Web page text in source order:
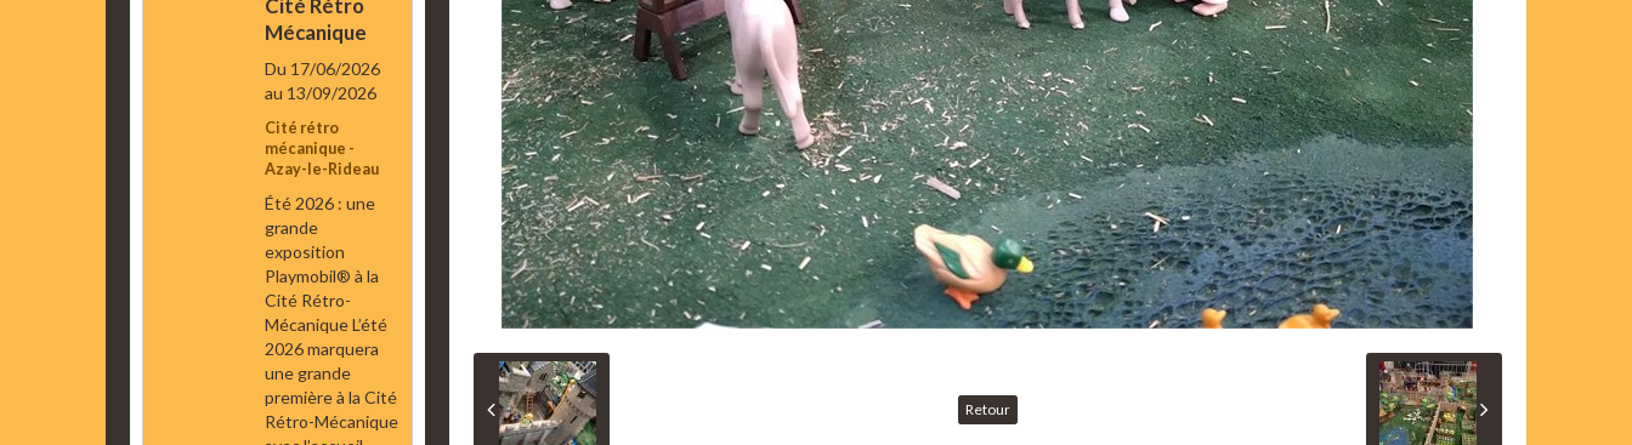
Retour
Cité Rétro
Mécanique
Du 17/06/2026
au 13/09/2026
Cité rétro
mécanique -
Azay-le-Rideau
Été 2026 : une
grande
exposition
Playmobil® à la
Cité Rétro-
Mécanique L’été
2026 marquera
une grande
première à la Cité
Rétro-Mécanique